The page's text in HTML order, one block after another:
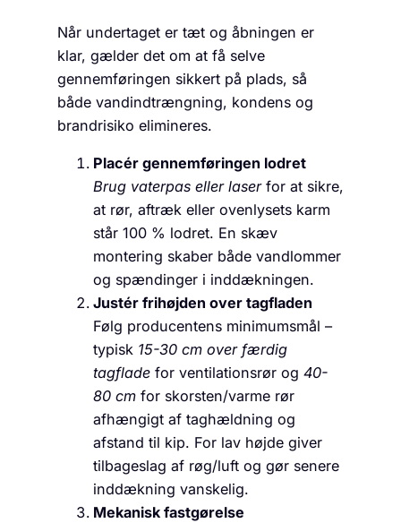
Når undertaget er tæt og åbningen er
klar, gælder det om at få selve
gennemføringen sikkert på plads, så
både vandindtrængning, kondens og
brandrisiko elimineres.
Placér gennemføringen lodret
Brug vaterpas eller laserfor at sikre,
at rør, aftræk eller ovenlysets karm
står 100 % lodret. En skæv
montering skaber både vandlommer
og spændinger i inddækningen.
Justér frihøjden over tagfladen
Følg producentens minimumsmål –
typisk 15-30 cm over færdig
tagflade for ventilationsrør og 40-
80 cm for skorsten/varme rør
afhængigt af taghældning og
afstand til kip. For lav højde giver
tilbageslag af røg/luft og gør senere
inddækning vanskelig.
Mekanisk fastgørelse